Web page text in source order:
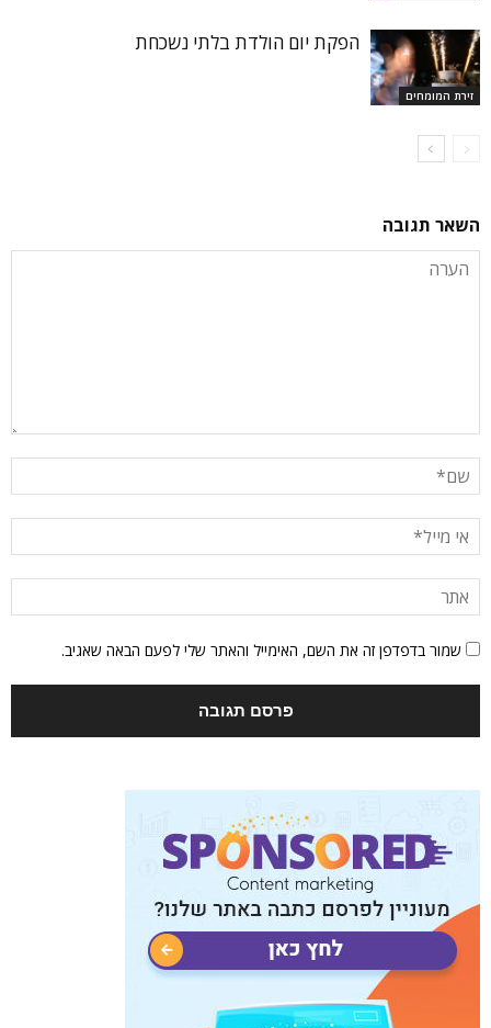
זירת המומחים
הפקת יום הולדת בלתי נשכחת
השאר תגובה
שמור בדפדפן זה את השם, האימייל והאתר שלי לפעם הבאה שאגיב.